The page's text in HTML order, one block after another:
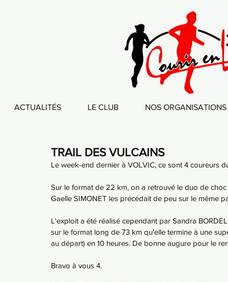
ACTUALITÉS LE CLUB NOS ORGANISATIONS
TRAIL DES VULCAINS
Le week-end dernier à VOLVIC, ce sont 4 coureurs
Sur le format de 22 km, on a retrouvé le duo de
Gaelle SIMONET les précédait de peu sur le même
L'exploit a été réalisé cependant par Sandra
sur le format long de 73 km qu'elle termine à une
au départ) en 10 heures. De bonne augure pour le
Bravo à vous 4.